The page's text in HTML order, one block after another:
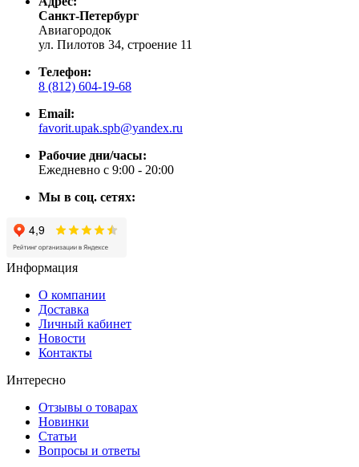
Санкт-Петербург
Авиагородок
ул. Пилотов 34, строение 11
Телефон:
8 (812) 604-19-68
Email:
favorit.upak.spb@yandex.ru
Рабочие дни/часы:
Ежедневно с 9:00 - 20:00
Мы в соц. сетях:
Информация
О компании
Доставка
Личный кабинет
Новости
Контакты
Интересно
Отзывы о товарах
Новинки
Статьи
Вопросы и ответы